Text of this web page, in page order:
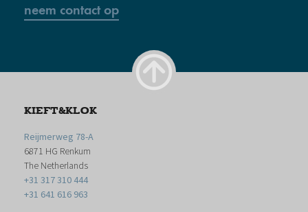
neem contact op
KIEFT&KLOK
Reijmerweg 78-A
6871 HG Renkum
The Netherlands
+31 317 310 444
+31 641 616 963